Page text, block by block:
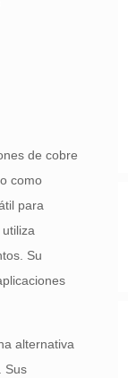
de cobre
como
para
Su
alternativa
Sus